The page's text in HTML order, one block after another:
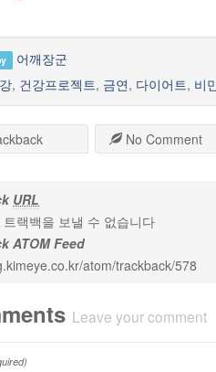
어깨장군
, 건강프로젝트, 금연, 다이어트, 비
No Comment
URL
트랙백을 보낼 수 없습니다
ATOM Feed
atom/trackback/578
Leave your comment